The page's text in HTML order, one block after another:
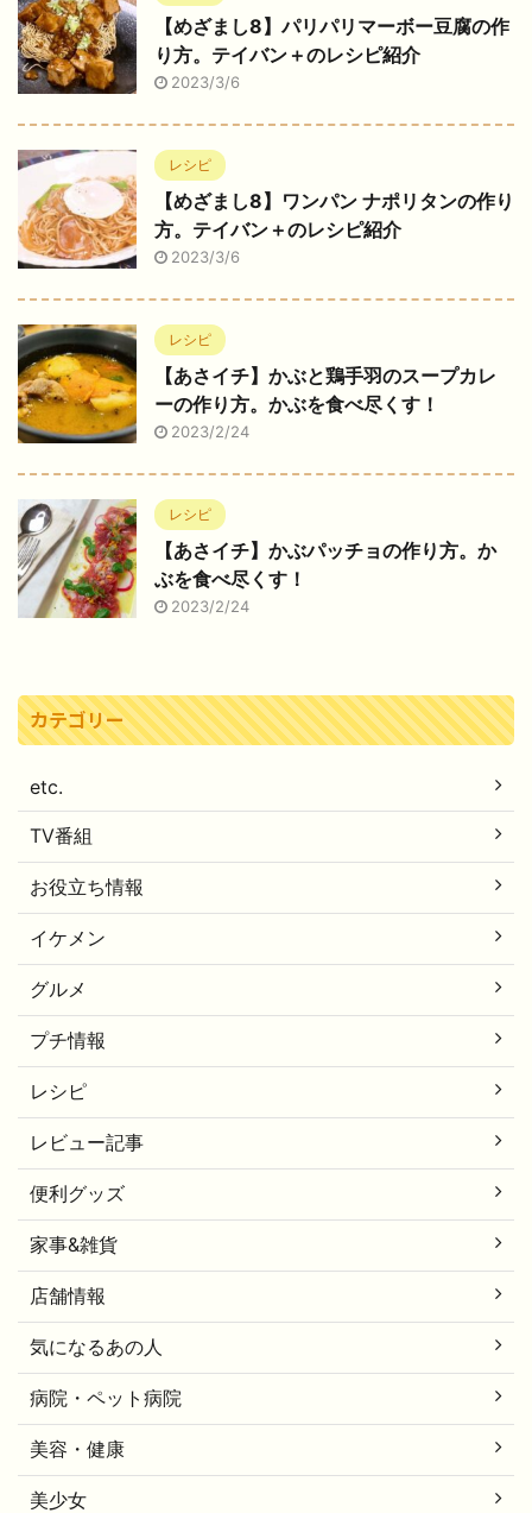
【めざまし8】パリパリマーボー豆腐の作
り方。テイバン＋のレシピ紹介
2023/3/6
レシピ
【めざまし8】ワンパン ナポリタンの作り
方。テイバン＋のレシピ紹介
2023/3/6
レシピ
【あさイチ】かぶと鶏手羽のスープカレ
ーの作り方。かぶを食べ尽くす！
2023/2/24
レシピ
【あさイチ】かぶパッチョの作り方。か
ぶを食べ尽くす！
2023/2/24
カテゴリー
etc.
TV番組
お役立ち情報
イケメン
グルメ
プチ情報
レシピ
レビュー記事
便利グッズ
家事&雑貨
店舗情報
気になるあの人
病院・ペット病院
美容・健康
美少女